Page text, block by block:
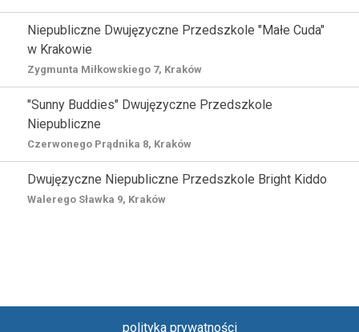
Niepubliczne Dwujęzyczne Przedszkole "Małe Cuda"
w Krakowie
Zygmunta Miłkowskiego 7, Kraków
"Sunny Buddies" Dwujęzyczne Przedszkole
Niepubliczne
Czerwonego Prądnika 8, Kraków
Dwujęzyczne Niepubliczne Przedszkole Bright Kiddo
Walerego Sławka 9, Kraków
polityka prywatności